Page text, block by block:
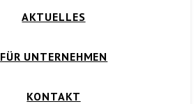
AKTUELLES
FÜR UNTERNEHMEN
KONTAKT